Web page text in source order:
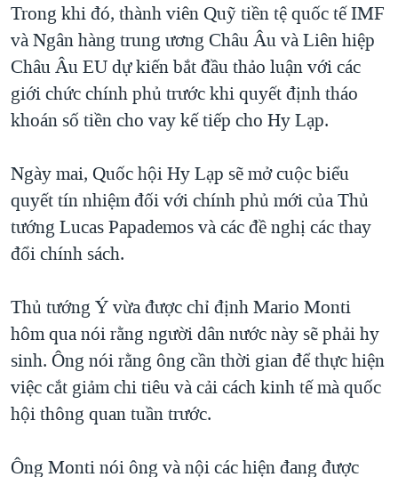
Trong khi đó, thành viên Quỹ tiền tệ quốc tế IMF
và Ngân hàng trung ương Châu Âu và Liên hiệp
Châu Âu EU dự kiến bắt đầu thảo luận với các
giới chức chính phủ trước khi quyết định tháo
khoán số tiền cho vay kế tiếp cho Hy Lạp.
Ngày mai, Quốc hội Hy Lạp sẽ mở cuộc biểu
quyết tín nhiệm đối với chính phủ mới của Thủ
tướng Lucas Papademos và các đề nghị các thay
đổi chính sách.
Thủ tướng Ý vừa được chỉ định Mario Monti
hôm qua nói rằng người dân nước này sẽ phải hy
sinh. Ông nói rằng ông cần thời gian để thực hiện
việc cắt giảm chi tiêu và cải cách kinh tế mà quốc
hội thông quan tuần trước.
Ông Monti nói ông và nội các hiện đang được